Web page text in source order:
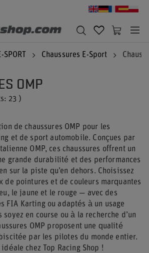
SPORT Chaussures E-Sport
OMP
23 )
de chaussures OMP pour les
et de sport automobile. Conçues par
OMP, ces chaussures offrent un
grande durabilité et des performances
sur la piste qu’en dehors. Choisissez
de pointures et de couleurs marquantes
le jaune et le rouge — avec des
FIA Karting ou adaptés à un usage
en course ou à la recherche d’un
OMP proposent une qualité
par les pilotes du monde entier.
chez Top Racing Shop !